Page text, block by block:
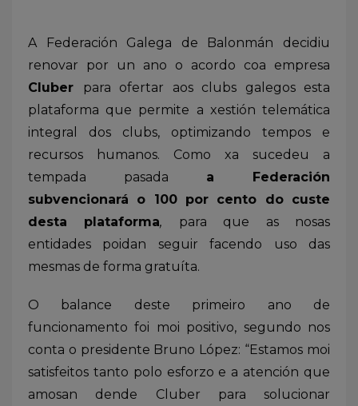
A Federación Galega de Balonmán decidiu
renovar por un ano o acordo coa empresa
Cluber para ofertar aos clubs galegos esta
plataforma que permite a xestión telemática
integral dos clubs, optimizando tempos e
recursos humanos. Como xa sucedeu a
tempada pasada a Federación
subvencionará o 100 por cento do custe
desta plataforma, para que as nosas
entidades poidan seguir facendo uso das
mesmas de forma gratuíta.
O balance deste primeiro ano de
funcionamento foi moi positivo, segundo nos
conta o presidente Bruno López: “Estamos moi
satisfeitos tanto polo esforzo e a atención que
amosan dende Cluber para solucionar